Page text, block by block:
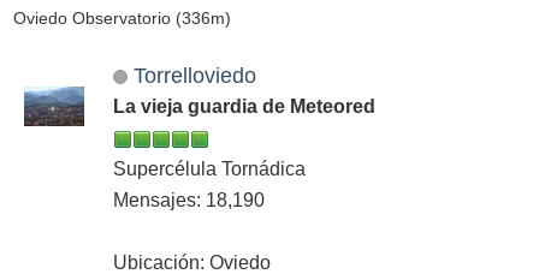
Oviedo Observatorio (336m)
Torrelloviedo
La vieja guardia de Meteored
Supercélula Tornádica
Mensajes: 18,190
Ubicación: Oviedo